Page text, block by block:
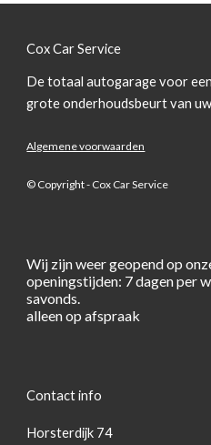
Cox Car Service
De totaal autogarage voor
grote onderhoudsbeurt van
Algemene voorwaarden
© Copyright - Cox Car Service
Wij zijn weer geopend op
openingstijden: 7 dagen per
savonds.
alleen op afspraak
Contact info
Horsterdijk 74